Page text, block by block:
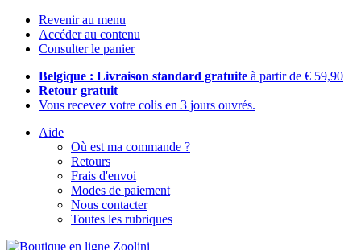
Revenir au menu
Accéder au contenu
Consulter le panier
Belgique : Livraison standard gratuite à partir de € 59,90
Retour gratuit
Vous recevez votre colis en 3 jours ouvrés.
Aide
Où est ma commande ?
Retours
Frais d'envoi
Modes de paiement
Nous contacter
Toutes les rubriques